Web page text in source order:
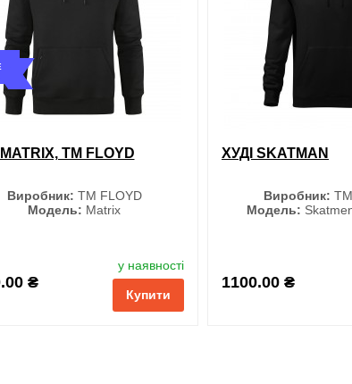
TM FLOYD
Виробник: ТМ FLOYD
Модель: Matrix
₴
у наявності
Купити
Меланж
ХУДІ SKATMAN
Виробник: ТМ
Модель:
1100.00 ₴